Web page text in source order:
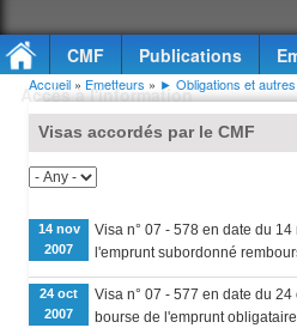
CMF Publications
Accès à l'information
Vous êtes ici
Accueil » Emetteurs » ► Obligations et
Visas accordés par le CMF
14 nov
2007
Visa n° 07 - 578 en date du
l'emprunt subordonné
24 oct
2007
Visa n° 07 - 577 en date du
bourse de l'emprunt